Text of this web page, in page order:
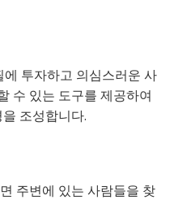
투자하고 의심스러운 사
수 있는 도구를 제공하여
조성합니다.
주변에 있는 사람들을 찾